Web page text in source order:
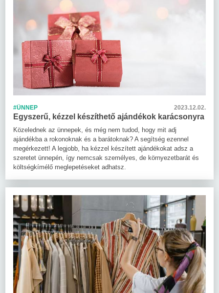
#ÜNNEP 2023.12.02.
Egyszerű, kézzel készíthető ajándékok karácsonyra
Közelednek az ünnepek, és még nem tudod, hogy mit adj
ajándékba a rokonoknak és a barátoknak? A segítség ezennel
megérkezett! A legjobb, ha kézzel készített ajándékokat adsz a
szeretet ünnepén, így nemcsak személyes, de környezetbarát és
költségkímélő meglepetéseket adhatsz.